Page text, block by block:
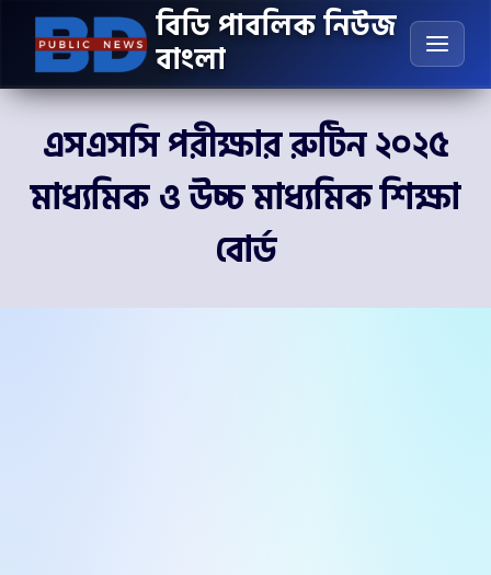
content
বিডি পাবলিক নিউজ
বাংলা
এসএসসি পরীক্ষার রুটিন ২০২৫
মাধ্যমিক ও উচ্চ মাধ্যমিক শিক্ষা
বোর্ড